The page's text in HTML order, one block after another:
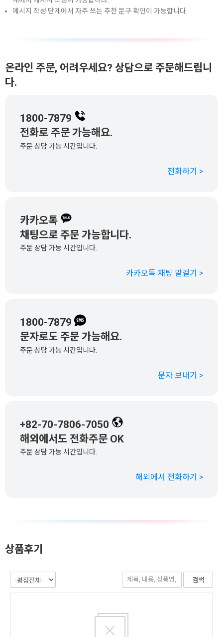
메시지 작성 단계에서 자주 쓰는 추천 문구 확인이 가능합니다.
온라인 주문, 어려우세요? 상담으로 주문해드립니
다.
1800-7879
전화로 주문 가능해요.
주문 상담 가능 시간입니다.
전화하기 >
카카오톡
채팅으로 주문 가능합니다.
주문 상담 가능 시간입니다.
카카오톡 채팅 말걸기 >
1800-7879
문자로도 주문 가능해요.
주문 상담 가능 시간입니다.
문자 보내기 >
+82-70-7806-7050
해외에서도 전화주문 OK
주문 상담 가능 시간입니다.
해외에서 전화하기 >
상품후기